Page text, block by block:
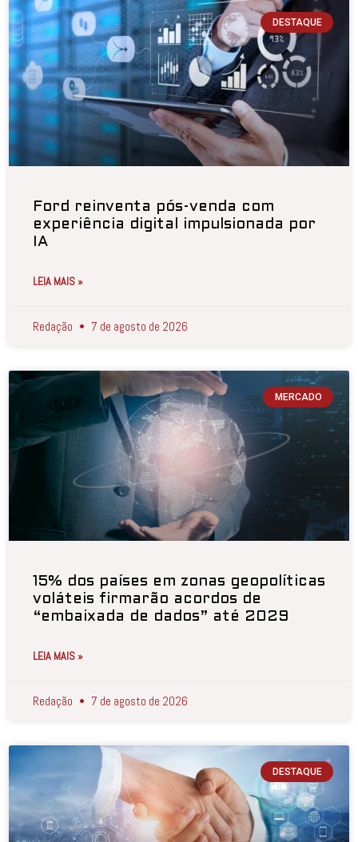
DESTAQUE
Ford reinventa pós-venda com
experiência digital impulsionada por
IA
LEIA MAIS »
Redação 7 de agosto de 2026
MERCADO
15% dos países em zonas geopolíticas
voláteis firmarão acordos de
“embaixada de dados” até 2029
LEIA MAIS »
Redação 7 de agosto de 2026
DESTAQUE